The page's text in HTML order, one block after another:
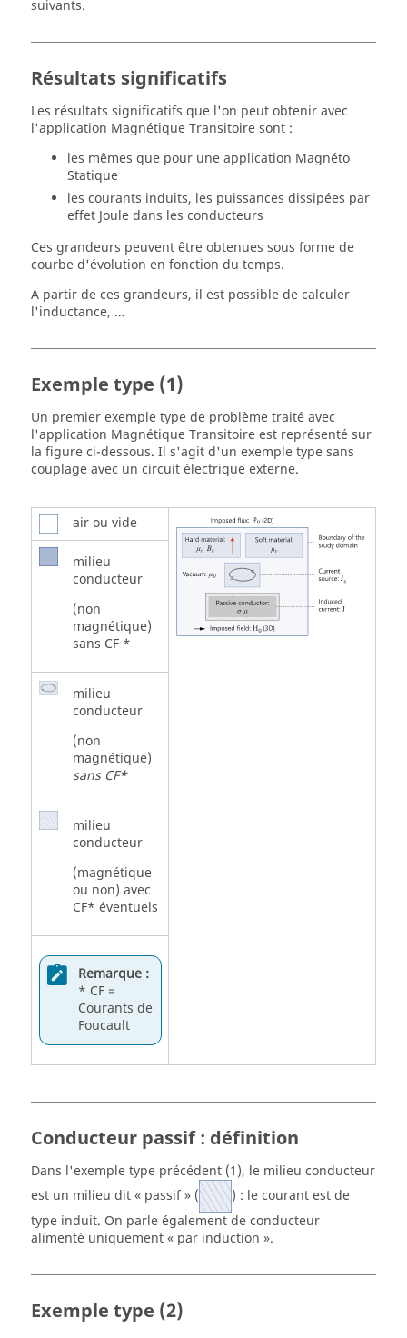
suivants.
Résultats significatifs
Les résultats significatifs que l'on peut obtenir avec
l'application Magnétique Transitoire sont :
les mêmes que pour une application Magnéto
Statique
les courants induits, les puissances dissipées par
effet Joule dans les conducteurs
Ces grandeurs peuvent être obtenues sous forme de
courbe d'évolution en fonction du temps.
A partir de ces grandeurs, il est possible de calculer
l'inductance, …
Exemple type (1)
Un premier exemple type de problème traité avec
l'application Magnétique Transitoire est représenté sur
la figure ci-dessous. Il s'agit d'un exemple type sans
couplage avec un circuit électrique externe.
air ou vide
milieu
conducteur
(non
magnétique)
sans CF *
milieu
conducteur
(non
magnétique)
sans CF*
milieu
conducteur
(magnétique
ou non) avec
CF* éventuels
Remarque :
* CF =
Courants de
Foucault
Conducteur passif : définition
Dans l'exemple type précédent (1), le milieu conducteur
est un milieu dit « passif » (
) : le courant est de
type induit. On parle également de conducteur
alimenté uniquement « par induction ».
Exemple type (2)